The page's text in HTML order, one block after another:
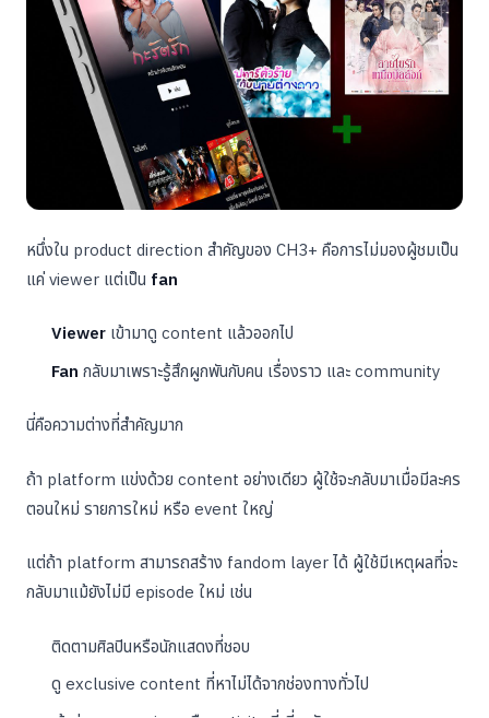
หนึ่งใน product direction สำคัญของ CH3+ คือการไม่มองผู้ชมเป็น
แค่ viewer แต่เป็น fan
Viewerเข้ามาดู content แล้วออกไป
Fan กลับมาเพราะรู้สึกผูกพันกับคน เรื่องราว และ community
นี่คือความต่างที่สำคัญมาก
ถ้า platform แข่งด้วย content อย่างเดียว ผู้ใช้จะกลับมาเมื่อมีละคร
ตอนใหม่ รายการใหม่ หรือ event ใหญ่
แต่ถ้า platform สามารถสร้าง fandom layer ได้ ผู้ใช้มีเหตุผลที่จะ
กลับมาแม้ยังไม่มี episode ใหม่ เช่น
ติดตามศิลปินหรือนักแสดงที่ชอบ
ดู exclusive content ที่หาไม่ได้จากช่องทางทั่วไป